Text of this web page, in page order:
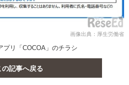
画像出典：厚生労働省
プリ「COCOA」のチラシ
の記事へ戻る